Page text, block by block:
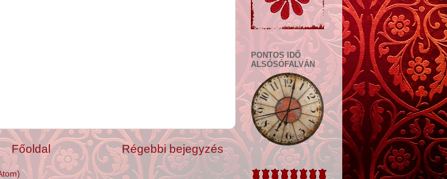
Régebbi bejegyzés
Főoldal
PONTOS IDŐ
ALSÓSÓFALVÁN